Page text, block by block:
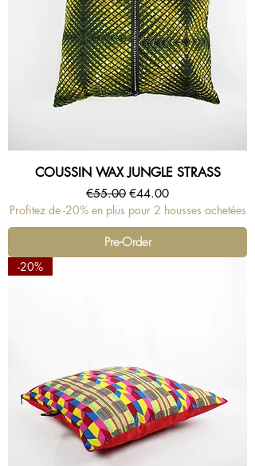
COUSSIN WAX JUNGLE STRASS
Regular Price
€55.00 Sale Price
€44.00
Profitez de -20% en plus pour 2 housses achetées
Pre-Order
-20%